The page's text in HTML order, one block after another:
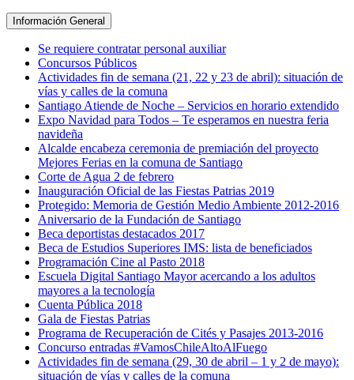
Información General
Se requiere contratar personal auxiliar
Concursos Públicos
Actividades fin de semana (21, 22 y 23 de abril): situación de
vías y calles de la comuna
Santiago Atiende de Noche – Servicios en horario extendido
Expo Navidad para Todos – Te esperamos en nuestra feria
navideña
Alcalde encabeza ceremonia de premiación del proyecto
Mejores Ferias en la comuna de Santiago
Corte de Agua 2 de febrero
Inauguración Oficial de las Fiestas Patrias 2019
Protegido: Memoria de Gestión Medio Ambiente 2012-2016
Aniversario de la Fundación de Santiago
Beca deportistas destacados 2017
Beca de Estudios Superiores IMS: lista de beneficiados
Programación Cine al Pasto 2018
Escuela Digital Santiago Mayor acercando a los adultos
mayores a la tecnología
Cuenta Pública 2018
Gala de Fiestas Patrias
Programa de Recuperación de Cités y Pasajes 2013-2016
Concurso entradas #VamosChileAltoAlFuego
Actividades fin de semana (29, 30 de abril – 1 y 2 de mayo):
situación de vías y calles de la comuna